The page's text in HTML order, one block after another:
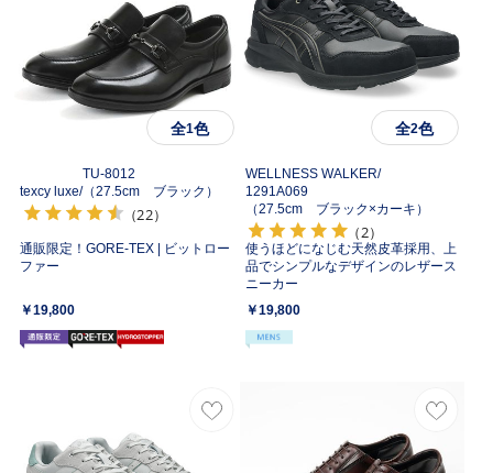
全1色
texcy luxe/
TU-8012
（27.5cm ブラック）
（22）
通販限定！GORE-TEX | ビットロー
ファー
￥19,800
全2色
WELLNESS WALKER/
1291A069
（27.5cm ブラック×カーキ）
（2）
使うほどになじむ天然皮革採用、上
品でシンプルなデザインのレザース
ニーカー
￥19,800